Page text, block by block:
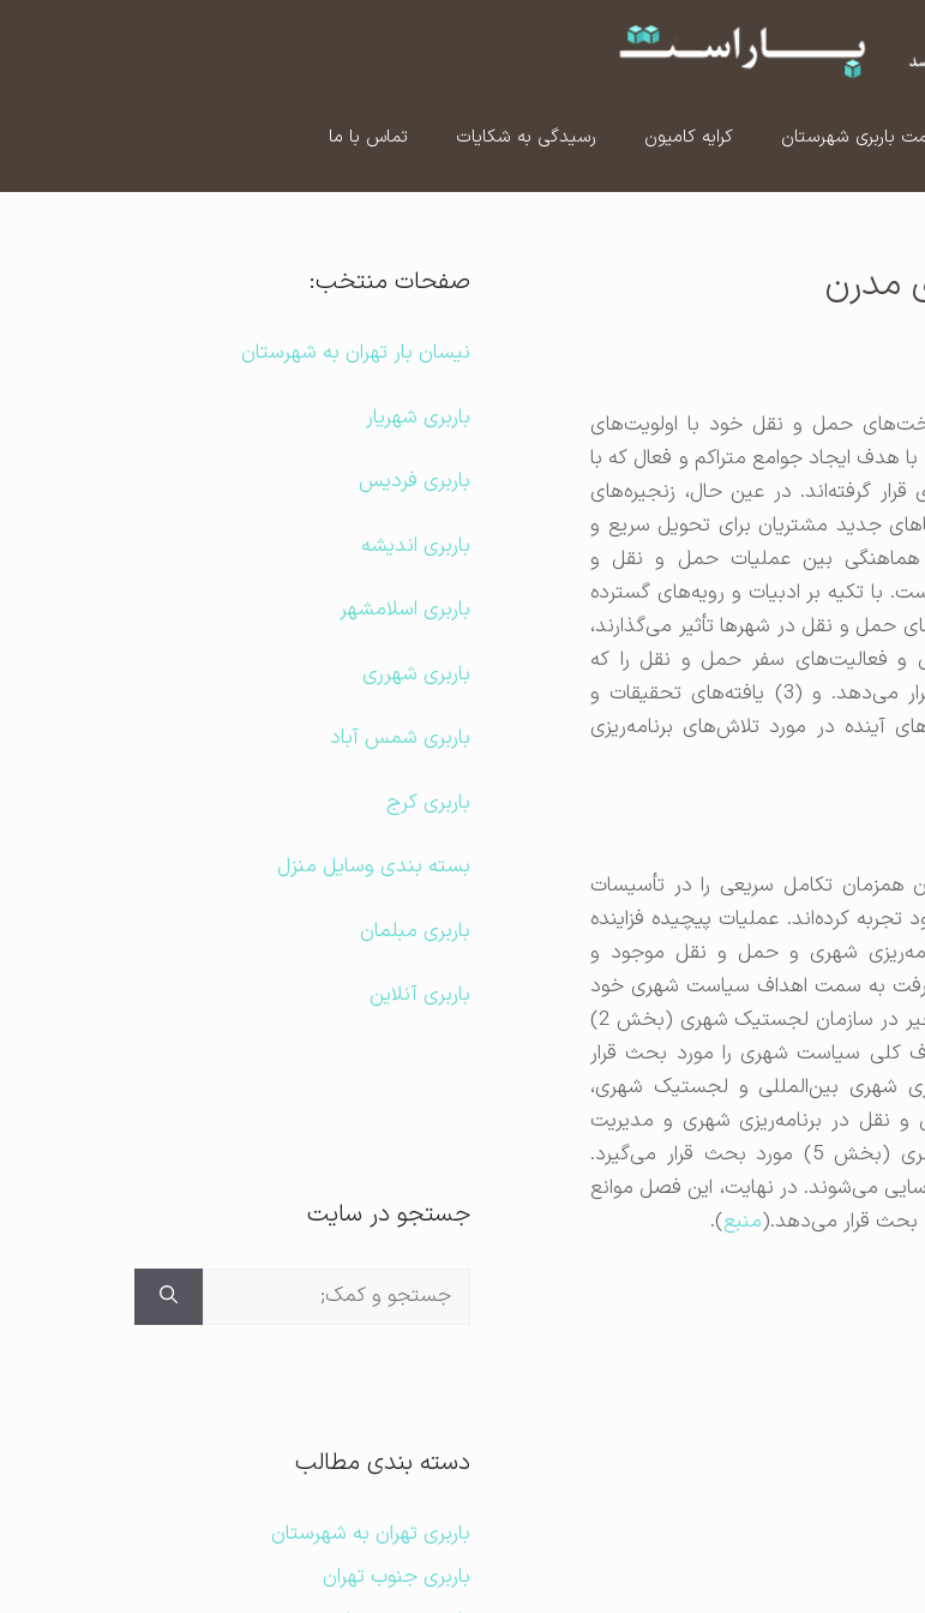
باربری شهرستان کرایه کامیون رسیدگی به شکایات تماس با ما
مدرن
حمل و نقل خود با اولویت‌های
هدف ایجاد جوامع متراکم و فعال که با
گرفته‌اند. در عین حال، زنجیره‌های
جدید مشتریان برای تحویل سریع و
هماهنگی بین عملیات حمل و نقل و
تکیه بر ادبیات و رویه‌های گسترده
حمل و نقل در شهرها تأثیر می‌گذارند،
شهری و فعالیت‌های سفر حمل و نقل را که
سیاست‌ها و رویه‌های موجود را به چالش می‌کشند، مورد بحث قرار می‌دهد. و (3) یافته‌های تحقیقات و
آینده در مورد تلاش‌های برنامه‌ریزی
همزمان تکامل سریعی را در تأسیسات
کرده‌اند. عملیات پیچیده فزاینده
شهری و حمل و نقل موجود و
به سمت اهداف سیاست شهری خود
اجرا می‌کنند، به چالش کشیده است. این فصل به جزئیات تغییرات اخیر در سازمان لجستیک شهری (بخش 2)
کلی سیاست شهری را مورد بحث قرار
شهری بین‌المللی و لجستیک شهری،
و نقل در برنامه‌ریزی شهری و مدیریت
کاربری زمین (بخش 4) و برنامه‌ریزی و مدیریت حمل و نقل شهری (بخش 5) مورد بحث قرار می‌گیرد.
ذینفعان حمل و نقل (بخش 6) نیز شناسایی می‌شوند. در نهایت، این فصل موانع
منبع).
صفحات منتخب:
نیسان بار تهران به شهرستان
باربری شهریار
باربری فردیس
باربری اندیشه
باربری اسلامشهر
باربری شهرری
باربری شمس آباد
باربری کرج
بسته بندی وسایل منزل
باربری مبلمان
باربری آنلاین
جستجو در سایت
جستجوی
دسته بندی مطالب
باربری تهران به شهرستان
باربری جنوب تهران